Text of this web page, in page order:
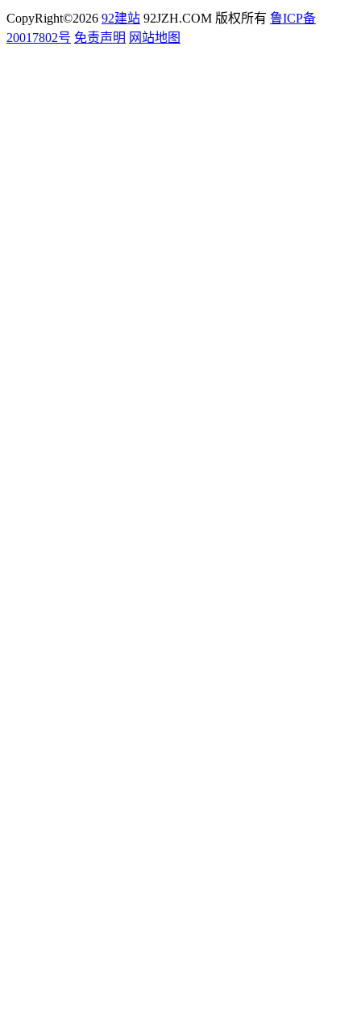
CopyRight©2026 92建站 92JZH.COM 版权所有 鲁ICP备
20017802号 免责声明 网站地图